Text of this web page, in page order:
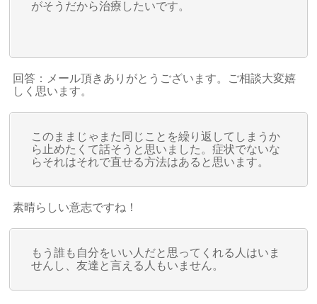
がそうだから治療したいです。
回答：メール頂きありがとうございます。ご相談大変嬉
しく思います。
このままじゃまた同じことを繰り返してしまうか
ら止めたくて話そうと思いました。症状でないな
らそれはそれで直せる方法はあると思います。
素晴らしい意志ですね！
もう誰も自分をいい人だと思ってくれる人はいま
せんし、友達と言える人もいません。